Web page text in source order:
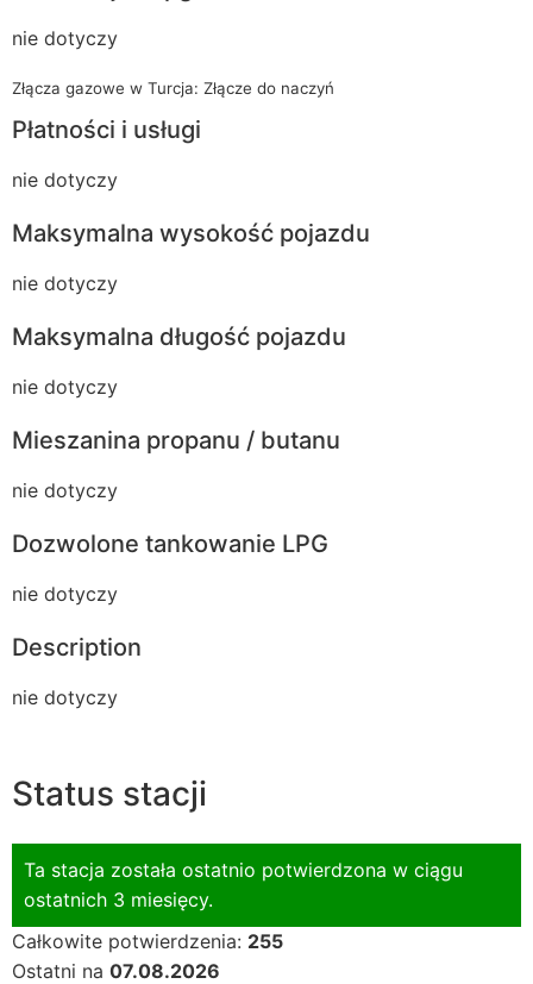
nie dotyczy
Złącza gazowe w Turcja: Złącze do naczyń
Płatności i usługi
nie dotyczy
Maksymalna wysokość pojazdu
nie dotyczy
Maksymalna długość pojazdu
nie dotyczy
Mieszanina propanu / butanu
nie dotyczy
Dozwolone tankowanie LPG
nie dotyczy
Description
nie dotyczy
Status stacji
Ta stacja została ostatnio potwierdzona w ciągu
ostatnich 3 miesięcy.
Całkowite potwierdzenia: 255
Ostatni na 07.08.2026